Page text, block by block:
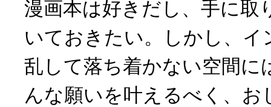
漫画本は好きだし、手に取
いておきたい。しかし、イ
乱して落ち着かない空間に
んな願いを叶えるべく、